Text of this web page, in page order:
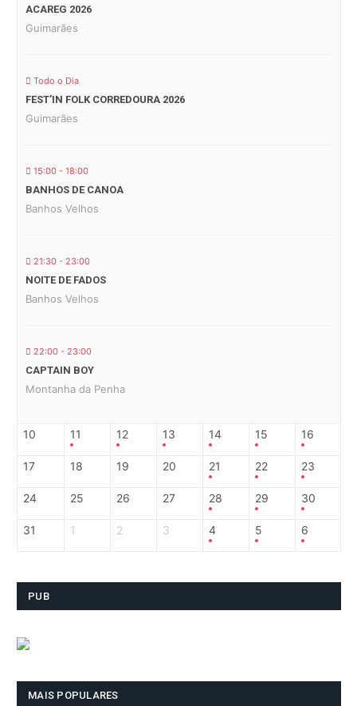
ACAREG 2026
Guimarães
Todo o Dia
FEST’IN FOLK CORREDOURA 2026
Guimarães
15:00 - 18:00
BANHOS DE CANOA
Banhos Velhos
21:30 - 23:00
NOITE DE FADOS
Banhos Velhos
22:00 - 23:00
CAPTAIN BOY
Montanha da Penha
10 11 12 13 14 15 16
17 18 19 20 21 22 23
24 25 26 27 28 29 30
31 1 2 3 4 5 6
PUB
MAIS POPULARES